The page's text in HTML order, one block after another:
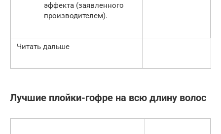
эффекта (заявленного
производителем).
Читать дальше
Лучшие плойки-гофре на всю длину волос